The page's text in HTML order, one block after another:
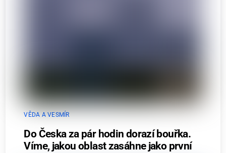
VĚDA A VESMÍR
Do Česka za pár hodin dorazí bouřka.
Víme, jakou oblast zasáhne jako první